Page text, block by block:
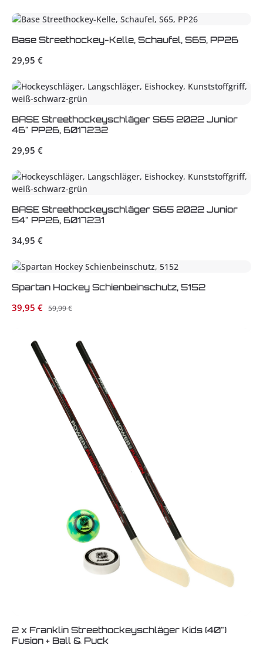
Base Streethockey-Kelle, Schaufel, S65, PP26
Regulärer Preis:
29,95 €
BASE Streethockeyschläger S65 2022 Junior
46" PP26, 6017232
Regulärer Preis:
29,95 €
BASE Streethockeyschläger S65 2022 Junior
54" PP26, 6017231
Regulärer Preis:
34,95 €
Spartan Hockey Schienbeinschutz, 5152
Verkaufspreis:
39,95 € Regulärer Preis:
59,99 €
2 x Franklin Streethockeyschläger Kids (40")
Fusion + Ball & Puck